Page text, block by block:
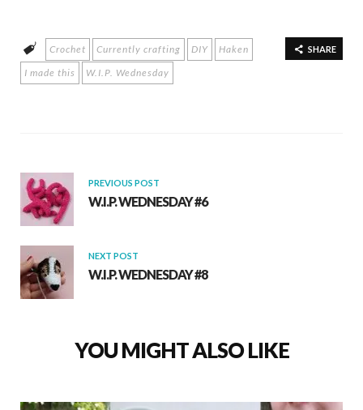
e
b
o
at
s
ar
e
SHARE
Crochet Currently crafting DIY
Haken
I made this
W.I.P. Wednesday
PREVIOUS POST
W.I.P. WEDNESDAY #6
NEXT POST
W.I.P. WEDNESDAY #8
YOU MIGHT ALSO LIKE